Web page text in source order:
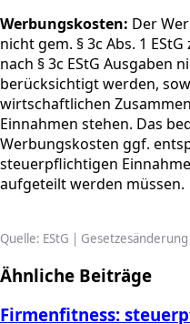
Werbungskosten: Der
nicht gem. § 3c Abs. 1
nach § 3c EStG Ausgaben
berücksichtigt werden,
wirtschaftlichen
Einnahmen stehen. Das
Werbungskosten ggf.
steuerpflichtigen
aufgeteilt werden müssen.
Quelle: EStG |
Ähnliche Beiträge
Firmenfitness: